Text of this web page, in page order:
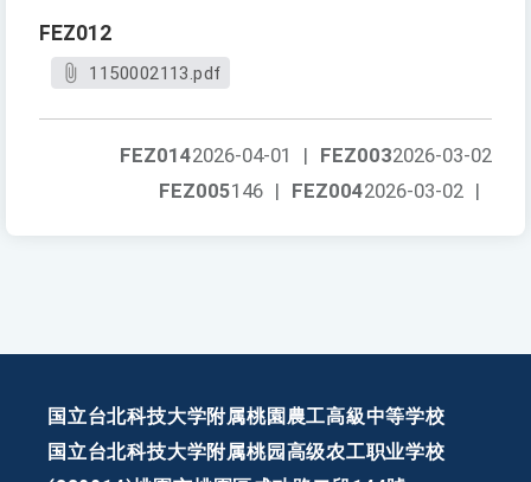
FEZ012
1150002113.pdf
FEZ0032026-03-02
FEZ0142026-04-01
|
FEZ0042026-03-02 |
FEZ005146 |
国立台北科技大学附属桃園農工高級中等学校
国立台北科技大学附属桃园高级农工职业学校